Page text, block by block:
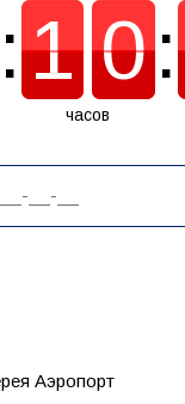
часов
1
1 0
0:
Аэропорт